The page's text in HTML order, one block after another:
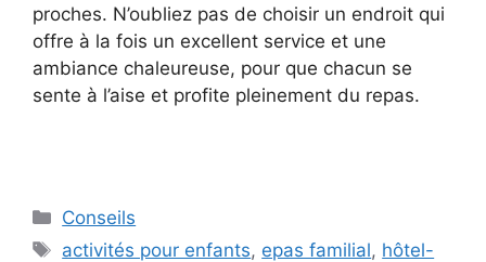
proches. N’oubliez pas de choisir un endroit qui
offre à la fois un excellent service et une
ambiance chaleureuse, pour que chacun se
sente à l’aise et profite pleinement du repas.
Catégories
Conseils
Étiquettes
activités pour enfants, epas familial, hôtel-